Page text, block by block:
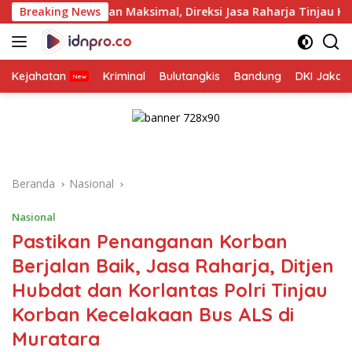
Langsung
ke
konten
Breaking News
Maksimal, Direksi Jasa Raharja Tinjau Korban Kebakaran KM
Kejahatan Kriminal Bulutangkis Bandung DKI
Beranda Nasional
Nasional
Pastikan Penanganan Korban
Berjalan Baik, Jasa Raharja, Ditjen
Hubdat dan Korlantas Polri Tinjau
Korban Kecelakaan Bus ALS di
Muratara